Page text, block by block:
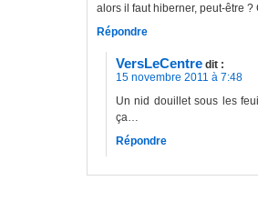
alors il faut hiberner, peut-être
Répondre
VersLeCentre dit :
15 novembre 2011 à 7:48
Un nid douillet sous les
ça…
Répondre